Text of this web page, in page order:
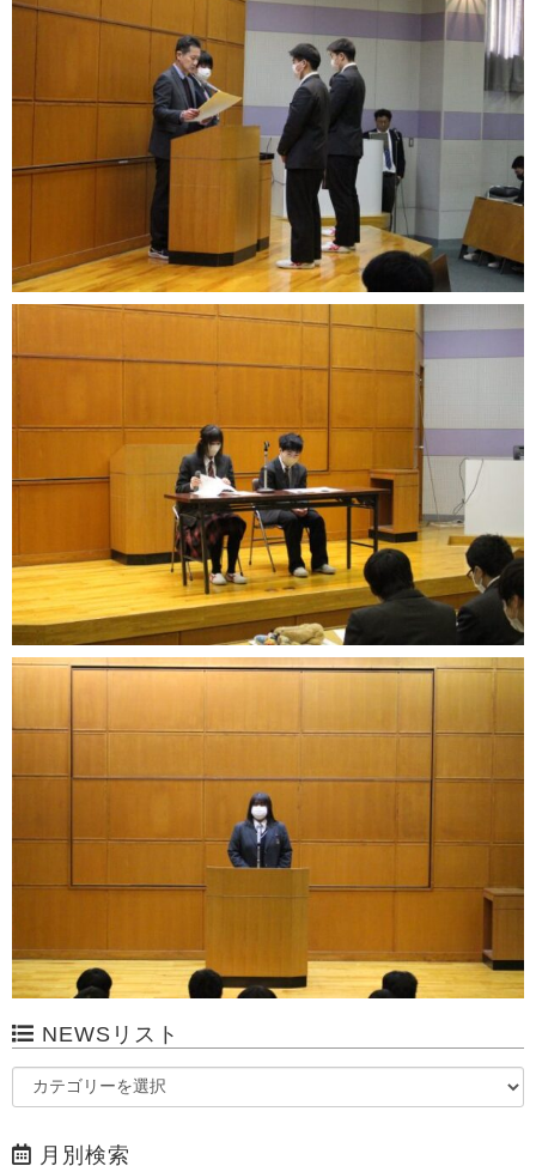
NEWSリスト
月別検索